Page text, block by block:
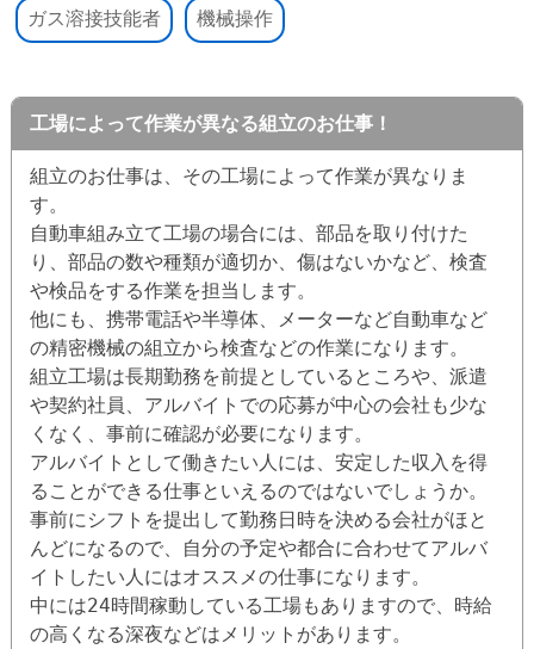
ガス溶接技能者 機械操作
工場によって作業が異なる組立のお仕事！
組立のお仕事は、その工場によって作業が異なりま
す。
自動車組み立て工場の場合には、部品を取り付けた
り、部品の数や種類が適切か、傷はないかなど、検査
や検品をする作業を担当します。
他にも、携帯電話や半導体、メーターなど自動車など
の精密機械の組立から検査などの作業になります。
組立工場は長期勤務を前提としているところや、派遣
や契約社員、アルバイトでの応募が中心の会社も少な
くなく、事前に確認が必要になります。
アルバイトとして働きたい人には、安定した収入を得
ることができる仕事といえるのではないでしょうか。
事前にシフトを提出して勤務日時を決める会社がほと
んどになるので、自分の予定や都合に合わせてアルバ
イトしたい人にはオススメの仕事になります。
中には24時間稼動している工場もありますので、時給
の高くなる深夜などはメリットがあります。